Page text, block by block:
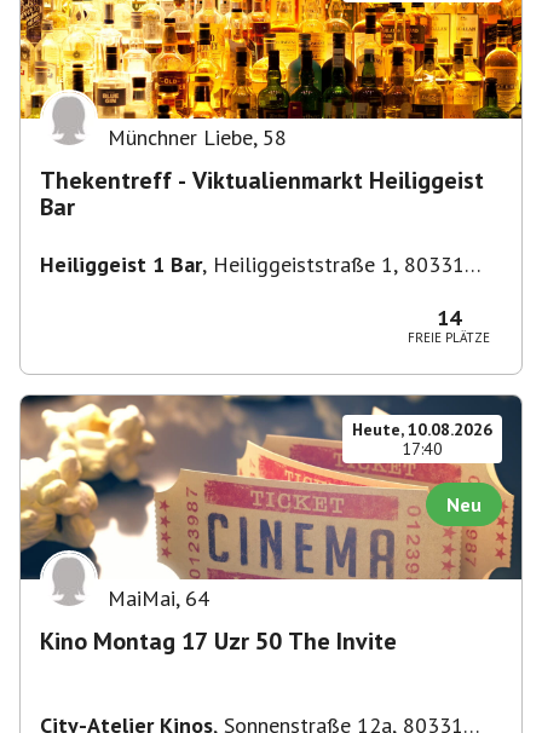
Münchner Liebe, 58
Thekentreff - Viktualienmarkt Heiliggeist
Bar
Heiliggeist 1 Bar, Heiliggeiststraße 1, 80331
14
FREIE PLÄTZE
Heute, 10.08.2026
17:40
Neu
MaiMai, 64
Kino Montag 17 Uzr 50 The Invite
City-Atelier Kinos, Sonnenstraße 12a, 80331